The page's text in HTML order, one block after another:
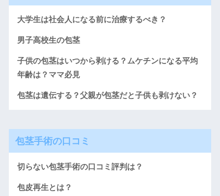
大学生は社会人になる前に治療するべき？
男子高校生の包茎
子供の包茎はいつから剥ける？ムケチンになる平均
年齢は？ママ必見
包茎は遺伝する？父親が包茎だと子供も剥けない？
包茎手術の口コミ
切らない包茎手術の口コミ評判は？
包皮再生とは？